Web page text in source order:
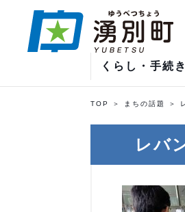
くらし・手続き
TOP まちの話題
レバ